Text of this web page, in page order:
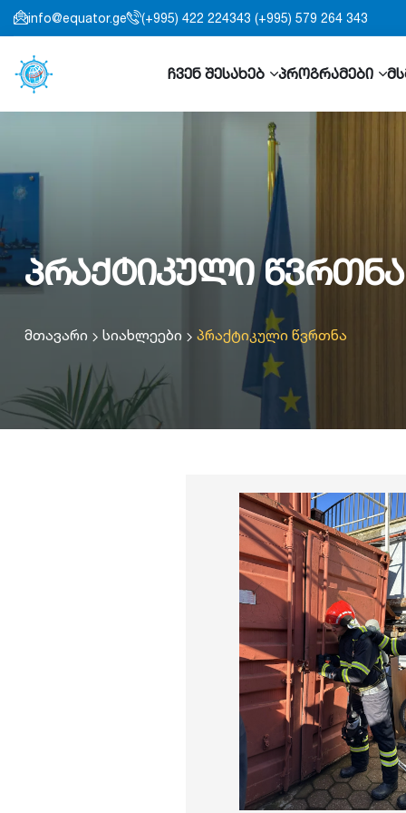
info@equator.ge (+995) 422 224343 (+995) 579 264 343
ჩვენ შესახებ პროგრამები
პრაქტიკული წვრთნა
მთავარი სიახლეები პრაქტიკული წვრთნა